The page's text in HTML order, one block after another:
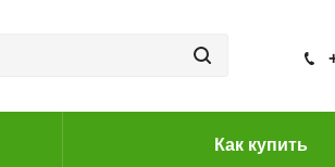
Как купить